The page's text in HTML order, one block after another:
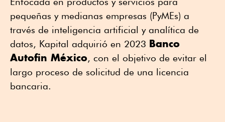
pequeñas y medianas empresas (PyMEs) a
través de inteligencia artificial y analítica de
datos, Kapital adquirió en 2023 Banco
Autofin México, con el objetivo de evitar el
largo proceso de solicitud de una licencia
bancaria.